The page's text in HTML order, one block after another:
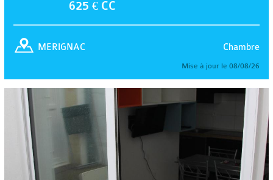
625 € CC
Chambre
MERIGNAC
Mise à jour le 08/08/26